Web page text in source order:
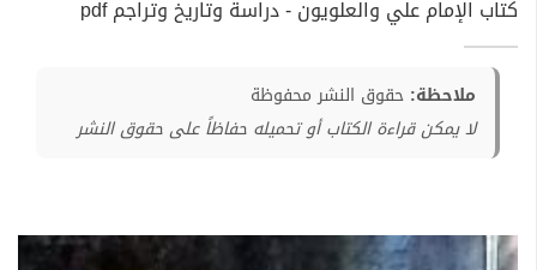
كتاب الإمام علي والعلويون - دراسة وتاريخ وتراجم pdf
ملاحظة: حقوق النشر محفوظة
لا يمكن قراءة الكتاب أو تحميله حفاظاً على حقوق النشر